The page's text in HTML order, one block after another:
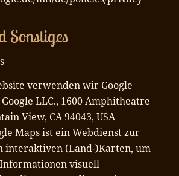
Sonstiges
verwenden wir Google
LLC., 1600 Amphitheatre
View, CA 94043, USA
Maps ist ein Webdienst zur
interaktiven (Land-)Karten, um
visuell